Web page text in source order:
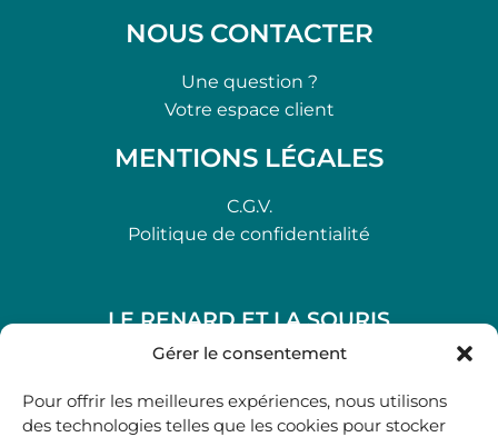
Gérer le consentement
Pour offrir les meilleures expériences, nous utilisons
des technologies telles que les cookies pour stocker
NOUS CONTACTER
Une question ?
Votre espace client
MENTIONS LÉGALES
C.G.V.
Politique de confidentialité
LE RENARD ET LA SOURIS
48, rue Maubec 33210 LANGON
05 40 41 37 18